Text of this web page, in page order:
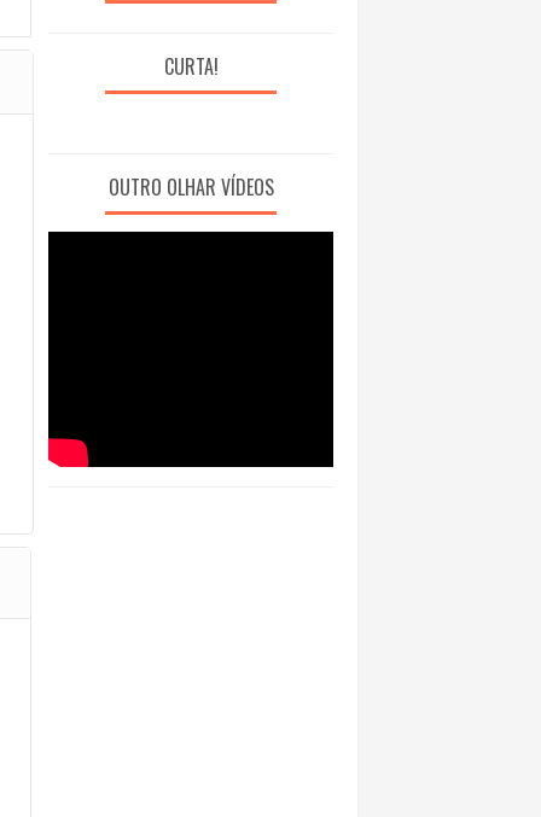
CURTA!
OUTRO OLHAR VÍDEOS